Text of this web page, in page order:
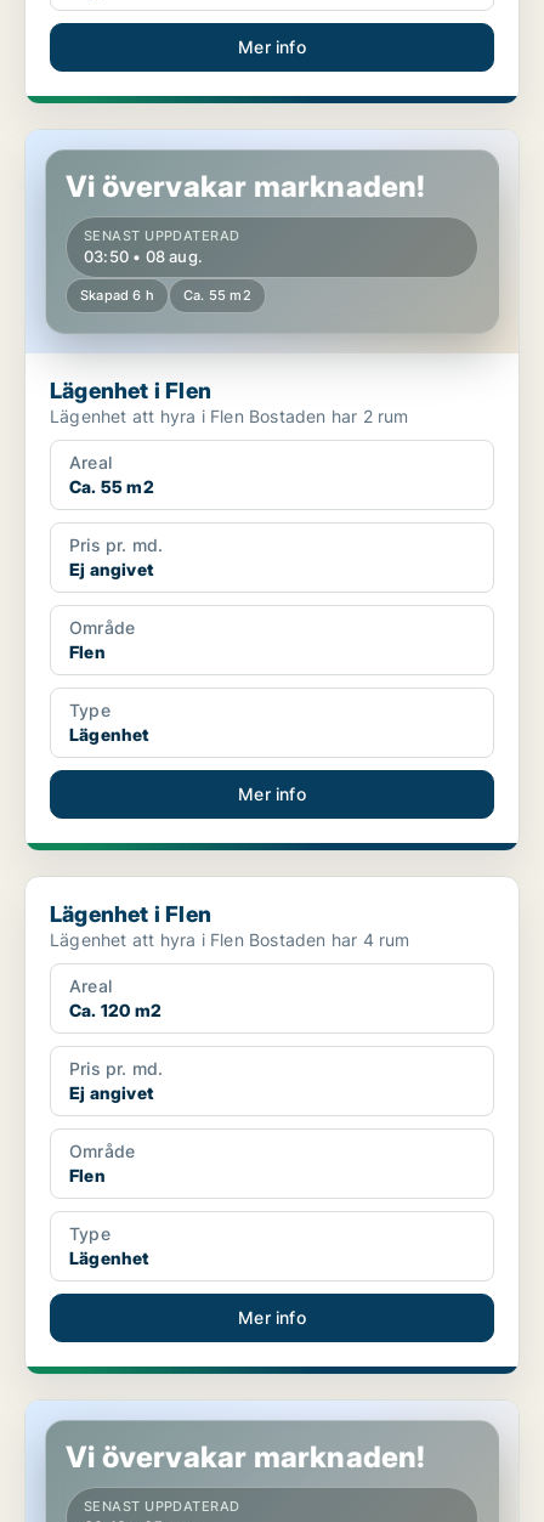
Mer info
Lägenhet i Flen
Vi övervakar marknaden!
SENAST UPPDATERAD
03:50 • 08 aug.
Skapad 6 h Ca. 55 m2
Lägenhet i Flen
Lägenhet att hyra i Flen Bostaden har 2 rum
Areal
Ca. 55 m2
Pris pr. md.
Ej angivet
Område
Flen
Type
Lägenhet
Mer info
Lägenhet i Flen
Lägenhet i Flen
Lägenhet att hyra i Flen Bostaden har 4 rum
Areal
Ca. 120 m2
Pris pr. md.
Ej angivet
Område
Flen
Type
Lägenhet
Mer info
Lägenhet i Flen, Malmköping
Vi övervakar marknaden!
SENAST UPPDATERAD